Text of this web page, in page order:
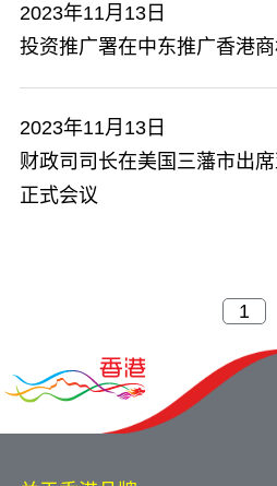
2023年11月13日
投资推广署在中东推广香港
2023年11月13日
财政司司长在美国三藩市出
正式会议